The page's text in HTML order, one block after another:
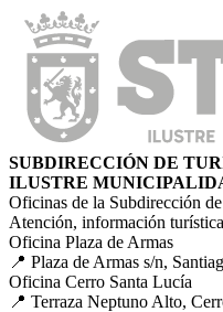
SUBDIRECCIÓN DE
ILUSTRE
Oficinas de la Subdirección
Atención, información
Oficina Plaza de Armas
📍 Plaza de Armas s/n,
Oficina Cerro Santa Lucía
📍 Terraza Neptuno Alto,